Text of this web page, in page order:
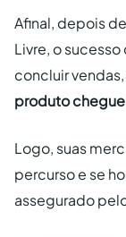
Afinal, depois
Livre, o
concluir
produto
Logo, suas
percurso e se
assegurado